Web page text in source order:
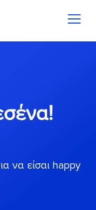
να είσαι happy